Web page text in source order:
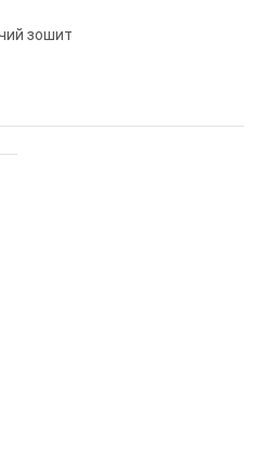
зошит